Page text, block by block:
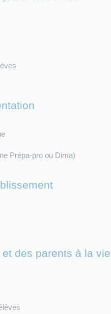
Prépa-pro ou Dima)
des parents à la vie